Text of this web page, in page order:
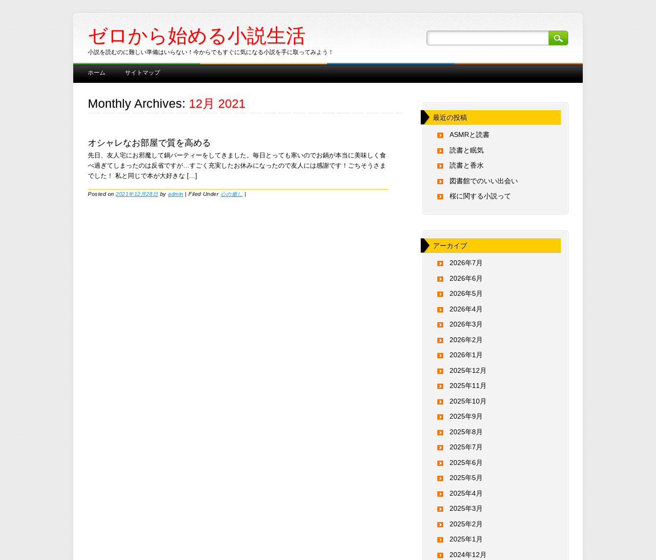
ゼロから始める小説生活
小説を読むのに難しい準備はいらない！今からでもすぐに気になる小説を手に取ってみよう！
Main menu
Skip
ホーム サイトマップ
Monthly Archives: 12月 2021
オシャレなお部屋で質を高める
先日、友人宅にお邪魔して鍋パーティーをしてきました。毎日とっても寒いのでお鍋が本当に美味しく食
べ過ぎてしまったのは反省ですが…すごく充実したお休みになったので友人には感謝です！ごちそうさま
でした！ 私と同じで本が大好きな […]
Posted on2021年12月28日 byadmin |Filed Under 心の癒し |
最近の投稿
ASMRと読書
読書と眠気
読書と香水
図書館でのいい出会い
桜に関する小説って
アーカイブ
2026年7月
2026年6月
2026年5月
2026年4月
2026年3月
2026年2月
2026年1月
2025年12月
2025年11月
2025年10月
2025年9月
2025年8月
2025年7月
2025年6月
2025年5月
2025年4月
2025年3月
2025年2月
2025年1月
2024年12月